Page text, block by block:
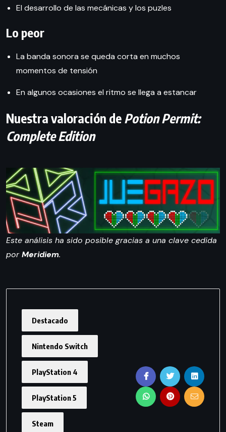
El desarrollo de las mecánicas y los puzles
Lo peor
La banda sonora se queda corta en muchos
momentos de tensión
En algunos ocasiones el ritmo se llega a estancar
Nuestra valoración dePotion Permit:
Complete Edition
Este análisis ha sido posible gracias a una clave cedida
porMeridiem.
Destacado
Nintendo Switch
PlayStation 4
PlayStation 5
Steam